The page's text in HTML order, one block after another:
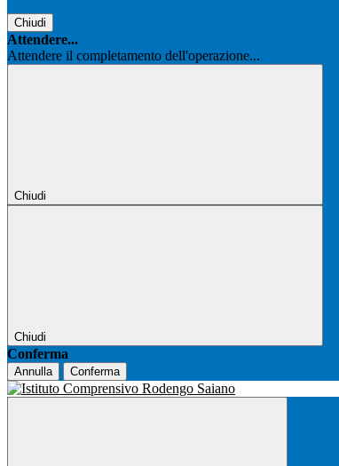
Chiudi
Attendere...
Attendere il completamento dell'operazione...
Chiudi
Chiudi
Conferma
Annulla Conferma